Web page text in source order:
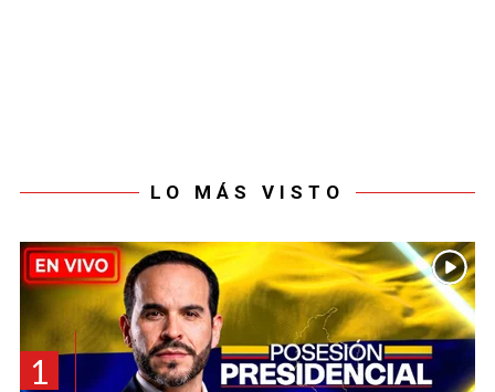
LO MÁS VISTO
1